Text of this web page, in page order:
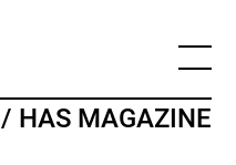
/ HAS MAGAZINE